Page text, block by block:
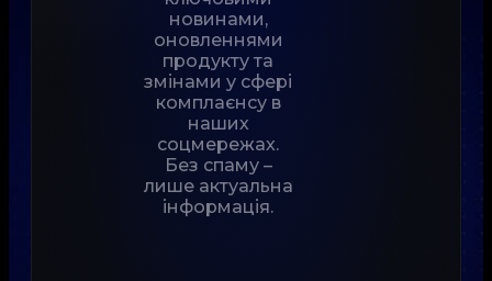
новинами,
оновленнями
продукту та
змінами у сфері
комплаєнсу в
наших
соцмережах.
Без спаму –
лише актуальна
інформація.